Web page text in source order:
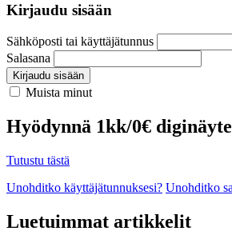
Kirjaudu sisään
Sähköposti tai käyttäjätunnus
Salasana
Kirjaudu sisään
Muista minut
Hyödynnä 1kk/0€
Tutustu tästä
Unohditko käyttäjätunnuksesi? Unohditko
Luetuimmat artikkelit